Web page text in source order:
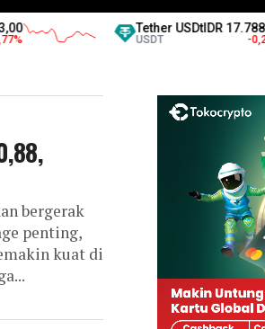
Tether USDtIDR 17.788,00
USDT
bergerak
penting,
kuat di